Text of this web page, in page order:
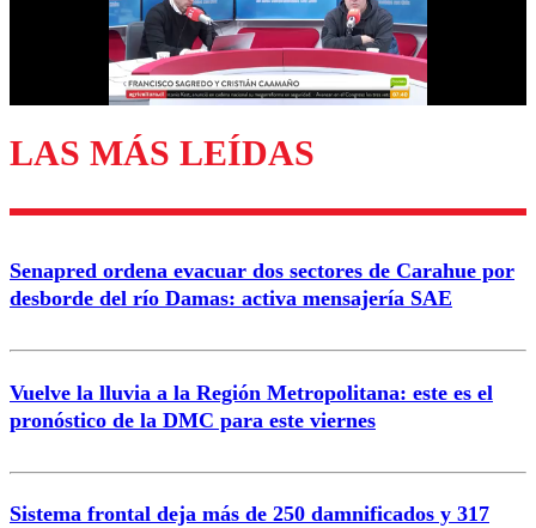
LAS MÁS LEÍDAS
Senapred ordena evacuar dos sectores de Carahue por
desborde del río Damas: activa mensajería SAE
Vuelve la lluvia a la Región Metropolitana: este es el
pronóstico de la DMC para este viernes
Sistema frontal deja más de 250 damnificados y 317